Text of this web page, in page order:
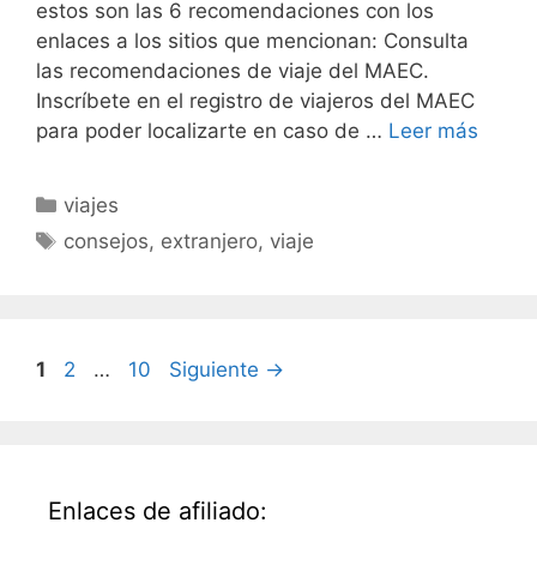
estos son las 6 recomendaciones con los
enlaces a los sitios que mencionan: Consulta
las recomendaciones de viaje del MAEC.
Inscríbete en el registro de viajeros del MAEC
para poder localizarte en caso de … Leer más
Categorías
viajes
Etiquetas
consejos, extranjero, viaje
Página
1 Página
2 … Página
10 Siguiente →
Enlaces de afiliado: